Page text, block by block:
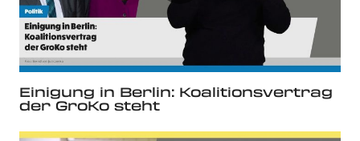
Einigung in Berlin: Koalitionsvertrag
der GroKo steht